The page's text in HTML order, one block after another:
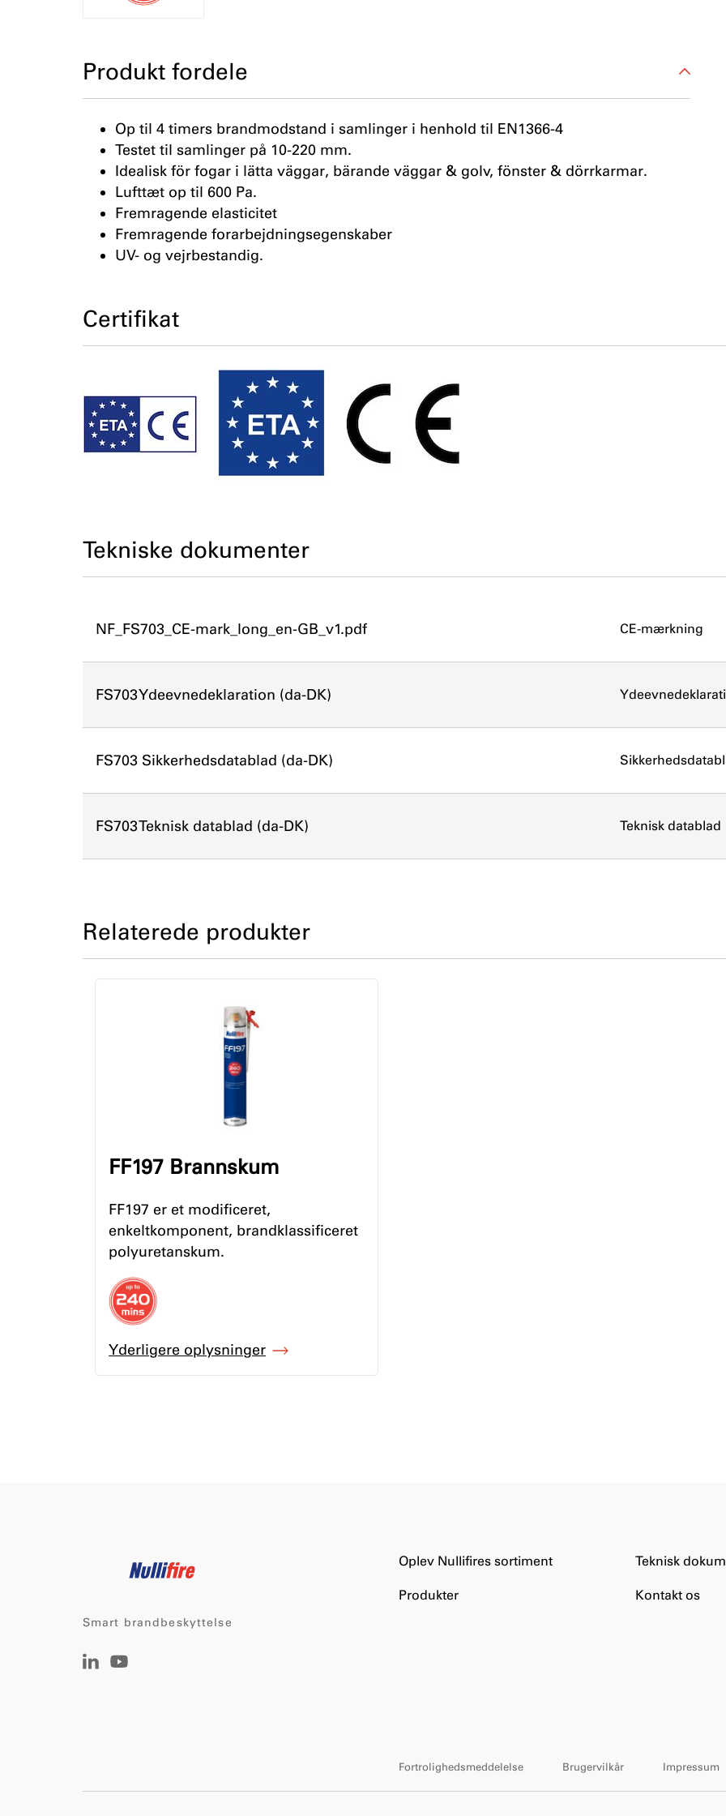
Produkt fordele
Op til 4 timers brandmodstand i samlinger i henhold til EN1366-4
Testet til samlinger på 10-220 mm.
Idealisk för fogar i lätta väggar, bärande väggar & golv, fönster & dörrkarmar.
Lufttæt op til 600 Pa.
Fremragende elasticitet
Fremragende forarbejdningsegenskaber
UV- og vejrbestandig.
Certifikat
Tekniske dokumenter
NF_FS703_CE-mark_long_en-GB_v1.pdf CE-mærkning
FS703 Ydeevnedeklaration (da-DK)
FS703 Sikkerhedsdatablad (da-DK)
FS703 Teknisk datablad (da-DK) Teknisk datablad
Relaterede produkter
FF197 Brannskum
FF197 er et modificeret,
enkeltkomponent, brandklassificeret
polyuretanskum.
Yderligere oplysninger
Smart brandbeskyttelse
Oplev Nullifires sortiment
Produkter
Teknisk
Kontakt os
Fortrolighedsmeddelelse Brugervilkår Impressum